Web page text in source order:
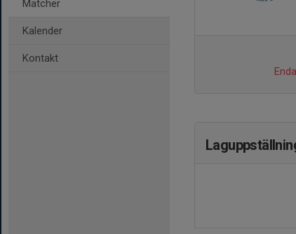
Matcher
Kalender
Kontakt